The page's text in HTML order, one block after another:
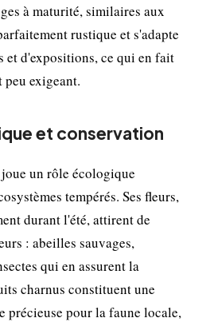
à maturité, similaires aux
rustique et s'adapte
et d'expositions, ce qui en fait
peu exigeant.
et conservation
un rôle écologique
tempérés. Ses fleurs,
durant l'été, attirent de
: abeilles sauvages,
qui en assurent la
charnus constituent une
précieuse pour la faune locale,